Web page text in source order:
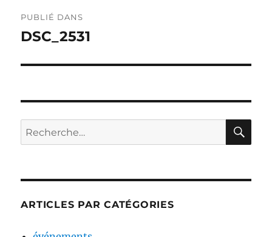
de
PUBLIÉ DANS
DSC_2531
Recherche
pour :
ARTICLES PAR CATÉGORIES